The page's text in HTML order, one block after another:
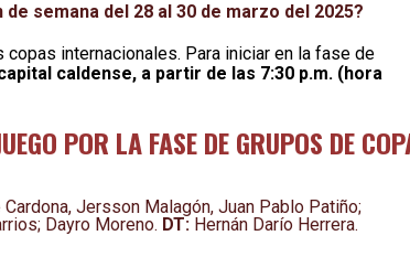
semana del 28 al 30 de marzo del 2025?
internacionales. Para iniciar en la fase de
caldense, a partir de las 7:30 p.m. (hora
POR LA FASE DE GRUPOS DE
Jersson Malagón, Juan Pablo Patiño;
Dayro Moreno. DT: Hernán Darío Herrera.